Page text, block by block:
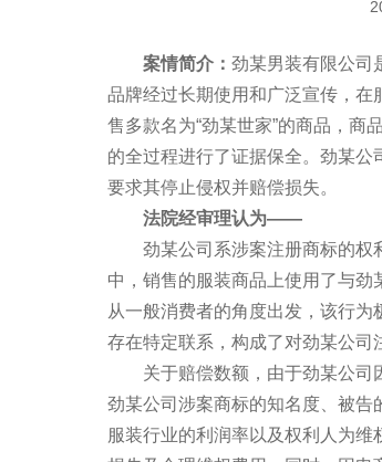
案情简介： 劲某男装有限公司
品牌经过长期使用和广泛宣传，
售多款名为“劲某世家”的商品，商
的全过程进行了证据保全。劲某公
要求其停止侵权并赔偿损失。
法院经审理认为——
劲某公司系涉案注册商标的权利
中，销售的服装商品上使用了与劲
从一般消费者的角度出发，该行
存在特定联系，构成了对劲某公司
关于赔偿数额，由于劲某公司因
劲某公司涉案商标的知名度、被告
服装行业的利润率以及权利人为